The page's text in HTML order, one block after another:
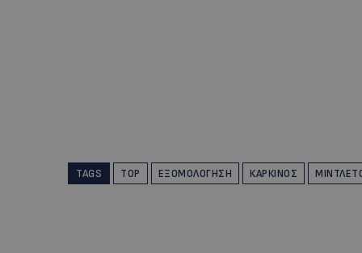
TAGS TOP ΕΞΟΜΟΛΌΓΗΣΗ ΚΑΡΚΊΝΟΣ